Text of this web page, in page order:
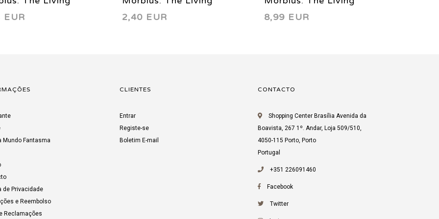
6 1993
EUR
Vampire 7 1993
2,40 EUR
Vampire 1 1992
8,99 EUR
Mundo Fantasma
de Privacidade
e Reembolso
Reclamações
CLIENTES
Entrar
Registe-se
Boletim E-mail
CONTACTO
Shopping Center Brasília Avenida da
Boavista, 267 1º. Andar, Loja 509/510,
4050-115 Porto, Porto
Portugal
+351 226091460
Facebook
Twitter